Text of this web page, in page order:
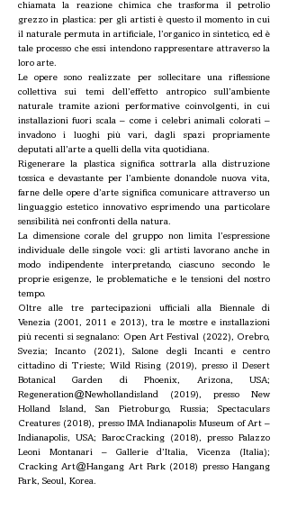
chiamata la reazione chimica che trasforma il petrolio
grezzo in plastica: per gli artisti è questo il momento in cui
il naturale permuta in artificiale, l’organico in sintetico, ed è
tale processo che essi intendono rappresentare attraverso la
loro arte.
Le opere sono realizzate per sollecitare una riflessione
collettiva sui temi dell’effetto antropico sull’ambiente
naturale tramite azioni performative coinvolgenti, in cui
installazioni fuori scala – come i celebri animali colorati –
invadono i luoghi più vari, dagli spazi propriamente
deputati all’arte a quelli della vita quotidiana.
Rigenerare la plastica significa sottrarla alla distruzione
tossica e devastante per l’ambiente donandole nuova vita,
farne delle opere d’arte significa comunicare attraverso un
linguaggio estetico innovativo esprimendo una particolare
sensibilità nei confronti della natura.
La dimensione corale del gruppo non limita l’espressione
individuale delle singole voci: gli artisti lavorano anche in
modo indipendente interpretando, ciascuno secondo le
proprie esigenze, le problematiche e le tensioni del nostro
tempo.
Oltre alle tre partecipazioni ufficiali alla Biennale di
Venezia (2001, 2011 e 2013), tra le mostre e installazioni
più recenti si segnalano: Open Art Festival (2022), Orebro,
Svezia; Incanto (2021), Salone degli Incanti e centro
cittadino di Trieste; Wild Rising (2019), presso il Desert
Botanical Garden di Phoenix, Arizona, USA;
Regeneration@Newhollandisland (2019), presso New
Holland Island, San Pietroburgo, Russia; Spectaculars
Creatures (2018), presso IMA Indianapolis Museum of Art –
Indianapolis, USA; BarocCracking (2018), presso Palazzo
Leoni Montanari – Gallerie d’Italia, Vicenza (Italia);
Cracking Art@Hangang Art Park (2018) presso Hangang
Park, Seoul, Korea.